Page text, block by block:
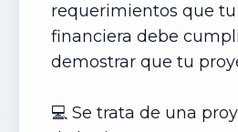
requerimientos que
financiera debe
demostrar que tu
💻 Se trata de una